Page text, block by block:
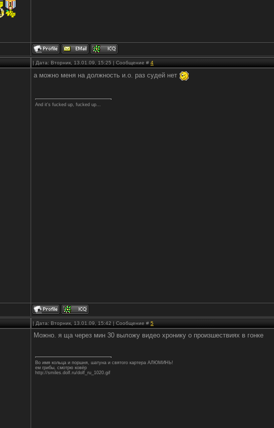
| Дата: Вторник, 13.01.09, 15:25 | Сообщение # 4
а можно меня на должность и.о. раз судей нет
And it's fucked up, fucked up...
| Дата: Вторник, 13.01.09, 15:42 | Сообщение # 5
Можно. я ща через мин 30 выложу видео хронику о произшествиях в гонке
Во имя кольца и поршня, шатуна и святого картера АЛЮМИНЬ!
ем грибы, смотрю ковёр
http://smiles.dolf.ru/dolf_ru_1020.gif